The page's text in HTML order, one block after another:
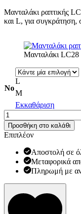
4,00€
through
Μανταλάκι ραπτικής
και L, για συγκράτηση,
Μανταλάκι
No
L
M
Εκκαθάριση
Μανταλάκι
ραπτικής
LC28
ποσότητα
Προσθήκη στο καλάθι
Επιπλέον
Αποστολή σε
Μεταφορικά
Πληρωμή με